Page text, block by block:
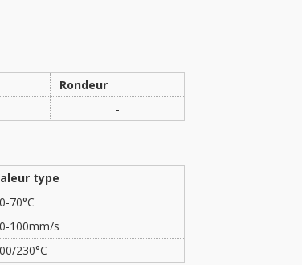
Rondeur
-
type
70°C
100mm/s
230°C